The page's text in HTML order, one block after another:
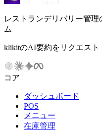
レストランデリバリー管
ム
klikitのAI要約をリクエスト
コア
ダッシュボード
POS
メニュー
在庫管理